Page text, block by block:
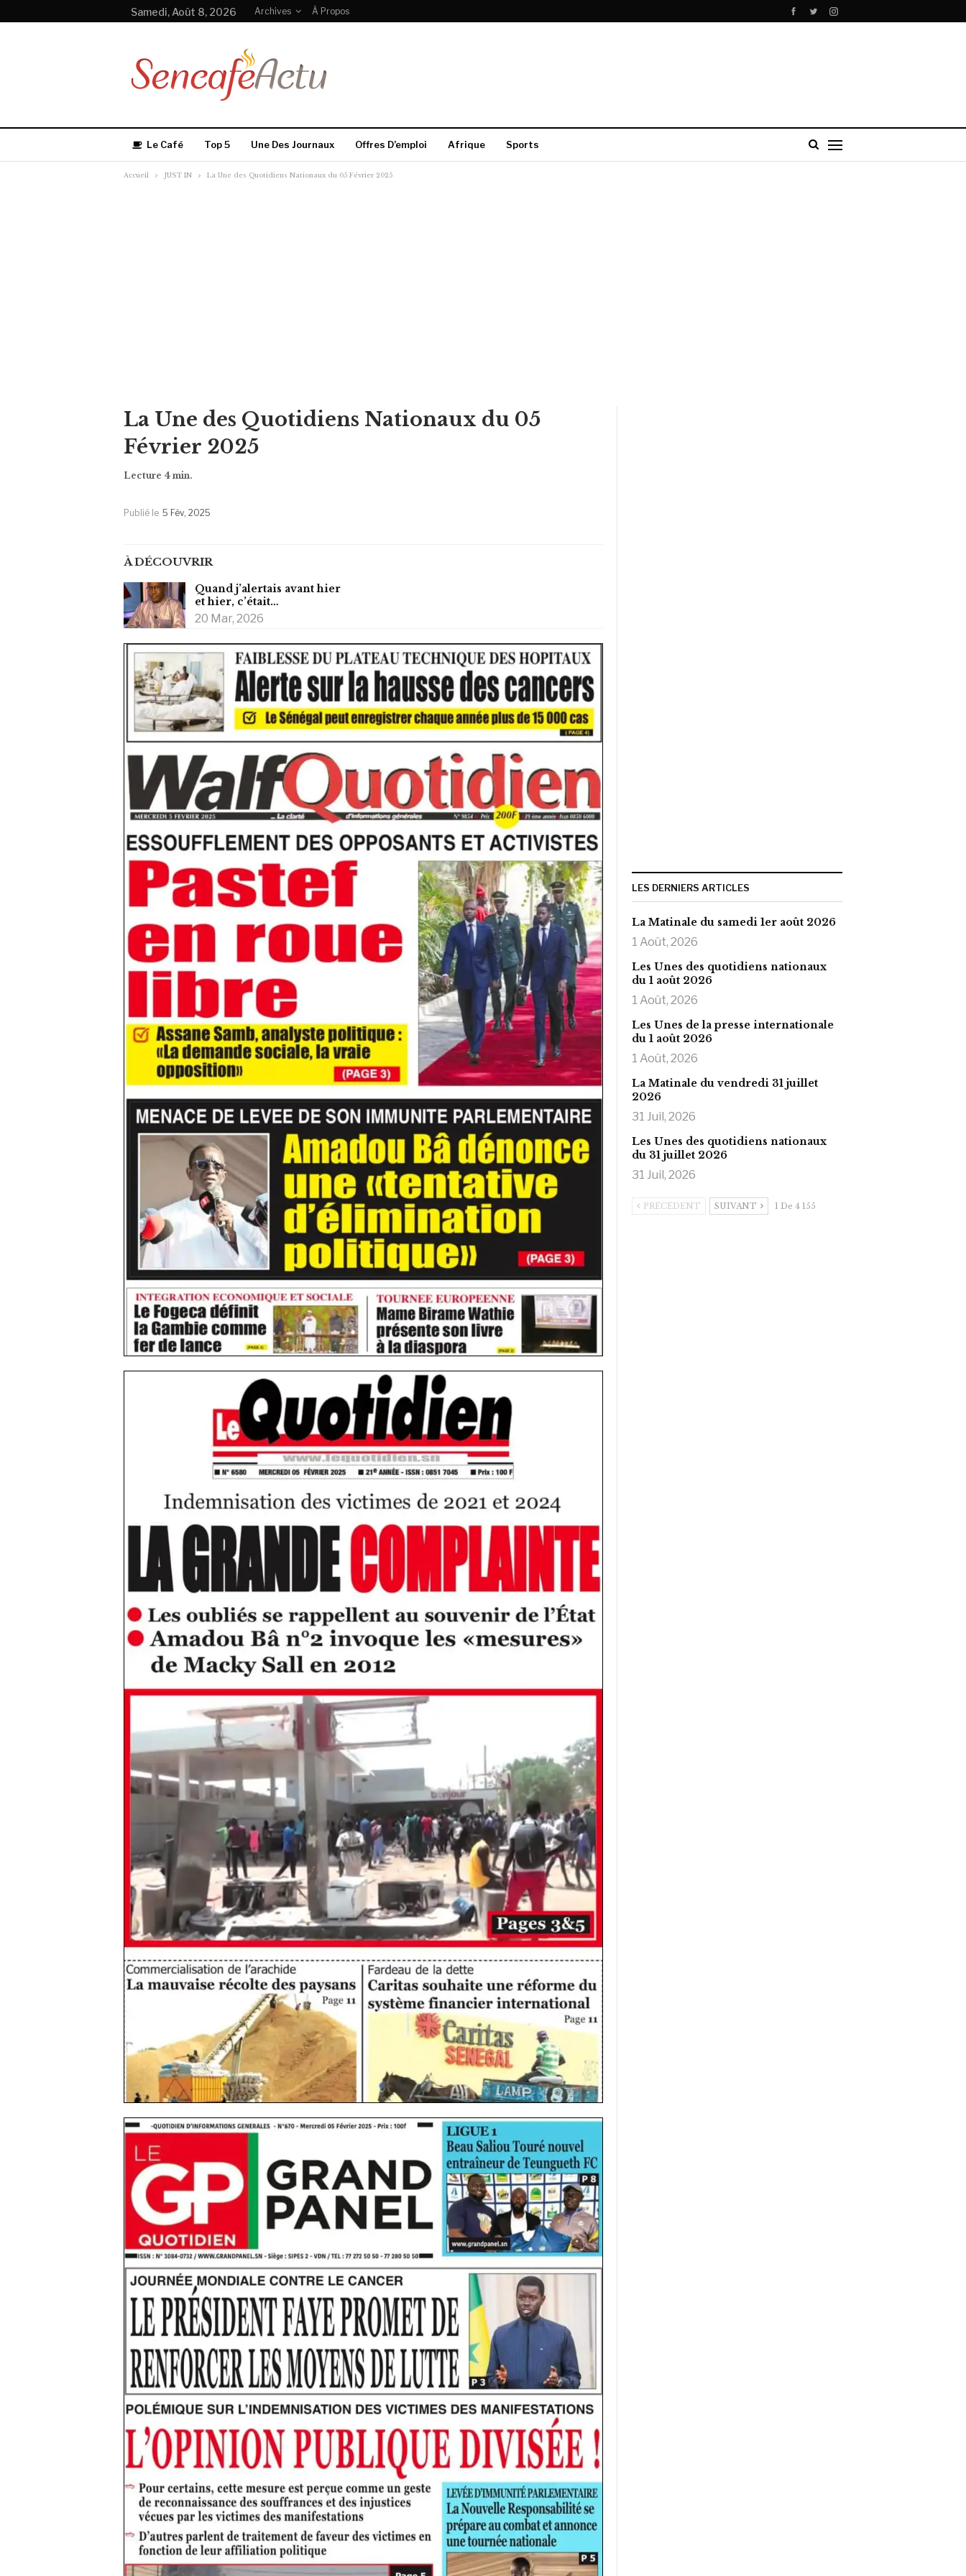
Samedi, Août 8, 2026 Archives À Propos
Le Café Top 5 Une Des Journaux Offres D’emploi Afrique Sports
Accueil JUST IN La Une des Quotidiens Nationaux du 05 Février 2025
La Une des Quotidiens Nationaux du 05
Février 2025
Publié le 5 Fév, 2025
À DÉCOUVRIR
Quand j’alertais avant hier
et hier, c’était…
20 Mar, 2026
LES DERNIERS ARTICLES
La Matinale du samedi 1er août 2026
1 Août, 2026
Les Unes des quotidiens nationaux
du 1 août 2026
1 Août, 2026
Les Unes de la presse internationale
du 1 août 2026
1 Août, 2026
La Matinale du vendredi 31 juillet
2026
31 Juil, 2026
Les Unes des quotidiens nationaux
du 31 juillet 2026
31 Juil, 2026
PRÉCÉDENT SUIVANT 1 De 4 155